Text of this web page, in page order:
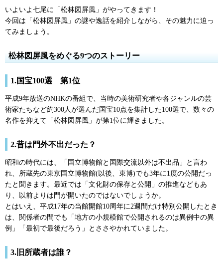
いよいよ七尾に「松林図屏風」がやってきます！
今回は「松林図屏風」の謎や逸話を紹介しながら、その魅力に迫っ
てみましょう。
松林図屏風をめぐる9つのストーリー
1.国宝100選 第1位
平成9年放送のNHKの番組で、当時の美術研究者や各ジャンルの芸
術家たちなど約300人が選んだ国宝10点を集計した100選で、数々の
名作を抑えて「松林図屏風」が第1位に輝きました。
2.昔は門外不出だった？
昭和の時代には、「国立博物館と国際交流以外は不出品」と言わ
れ、所蔵先の東京国立博物館(以後、東博)でも3年に1度の公開だっ
たと聞きます。最近では「文化財の保存と公開」の推進などもあ
り、以前よりは門が開いたのではないでしょうか。
とはいえ、平成17年の当館開館10周年に2週間だけ特別公開したとき
は、関係者の間でも「地方の小規模館で公開されるのは異例中の異
例」「最初で最後だろう」とささやかれていました。
3.旧所蔵者は誰？